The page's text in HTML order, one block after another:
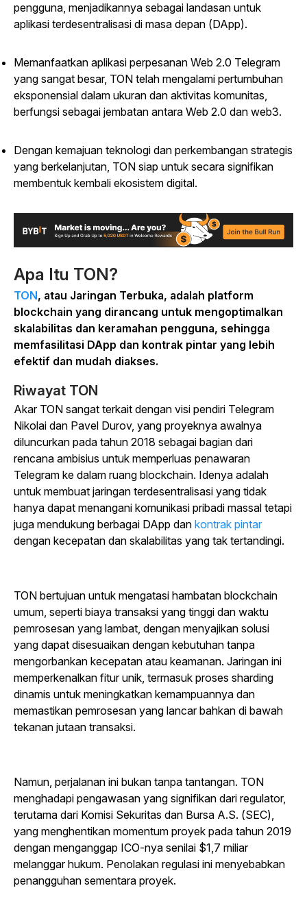
pengguna, menjadikannya sebagai landasan untuk
aplikasi terdesentralisasi di masa depan (DApp).
Memanfaatkan aplikasi perpesanan Web 2.0 Telegram
yang sangat besar, TON telah mengalami pertumbuhan
eksponensial dalam ukuran dan aktivitas komunitas,
berfungsi sebagai jembatan antara Web 2.0 dan web3.
Dengan kemajuan teknologi dan perkembangan strategis
yang berkelanjutan, TON siap untuk secara signifikan
membentuk kembali ekosistem digital.
Apa Itu TON?
TON, atau Jaringan Terbuka, adalah platform
blockchain yang dirancang untuk mengoptimalkan
skalabilitas dan keramahan pengguna, sehingga
memfasilitasi DApp dan kontrak pintar yang lebih
efektif dan mudah diakses.
Riwayat TON
Akar TON sangat terkait dengan visi pendiri Telegram
Nikolai dan Pavel Durov, yang proyeknya awalnya
diluncurkan pada tahun 2018 sebagai bagian dari
rencana ambisius untuk memperluas penawaran
Telegram ke dalam ruang blockchain. Idenya adalah
untuk membuat jaringan terdesentralisasi yang tidak
hanya dapat menangani komunikasi pribadi massal tetapi
juga mendukung berbagai DApp dan kontrak pintar
dengan kecepatan dan skalabilitas yang tak tertandingi.
TON bertujuan untuk mengatasi hambatan blockchain
umum, seperti biaya transaksi yang tinggi dan waktu
pemrosesan yang lambat, dengan menyajikan solusi
yang dapat disesuaikan dengan kebutuhan tanpa
mengorbankan kecepatan atau keamanan. Jaringan ini
memperkenalkan fitur unik, termasuk proses sharding
dinamis untuk meningkatkan kemampuannya dan
memastikan pemrosesan yang lancar bahkan di bawah
tekanan jutaan transaksi.
Namun, perjalanan ini bukan tanpa tantangan. TON
menghadapi pengawasan yang signifikan dari regulator,
terutama dari Komisi Sekuritas dan Bursa A.S. (SEC),
yang menghentikan momentum proyek pada tahun 2019
dengan menganggap ICO-nya senilai $1,7 miliar
melanggar hukum. Penolakan regulasi ini menyebabkan
penangguhan sementara proyek.